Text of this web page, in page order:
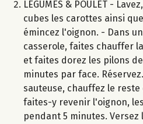
LÉGUMES & POULET -
cubes les carottes ainsi
émincez l'oignon. - Dans
casserole, faites chauffer
et faites dorez les pilons
minutes par face.
sauteuse, chauffez le
faites-y revenir l'oignon,
pendant 5 minutes. Versez